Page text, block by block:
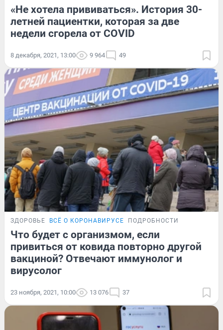
«Не хотела прививаться». История 30-
летней пациентки, которая за две
недели сгорела от COVID
8 декабря, 2021, 13:00 9 964 49
ЗДОРОВЬЕ ВСЁ О КОРОНАВИРУСЕ ПОДРОБНОСТИ
Что будет с организмом, если
привиться от ковида повторно другой
вакциной? Отвечают иммунолог и
вирусолог
23 ноября, 2021, 10:00 13 076 37